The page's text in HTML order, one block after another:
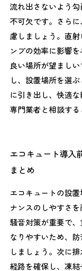
流れ出さないよう
不可欠です。さら
慮しましょう。直
ンプの効率に影響
良い場所が望まし
し、設置場所を選
に引き出し、快適
専門業者と相談する
エコキュート導入
まとめ
エコキュートの設
ナンスのしやすさを
騒音対策が重要で
なりやすいため、
しましょう。次に
経路を確保し、凍